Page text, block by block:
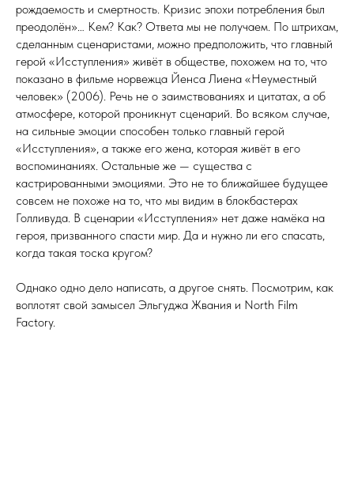
рождаемость и смертность. Кризис эпохи потребления был
преодолён»… Кем? Как? Ответа мы не получаем. По штрихам,
сделанным сценаристами, можно предположить, что главный
герой «Исступления» живёт в обществе, похожем на то, что
показано в фильме норвежца Йенса Лиена «Неуместный
человек» (2006). Речь не о заимствованиях и цитатах, а об
атмосфере, которой проникнут сценарий. Во всяком случае,
на сильные эмоции способен только главный герой
«Исступления», а также его жена, которая живёт в его
воспоминаниях. Остальные же — существа с
кастрированными эмоциями. Это не то ближайшее будущее
совсем не похоже на то, что мы видим в блокбастерах
Голливуда. В сценарии «Исступления» нет даже намёка на
героя, призванного спасти мир. Да и нужно ли его спасать,
когда такая тоска кругом?
Однако одно дело написать, а другое снять. Посмотрим, как
воплотят свой замысел Эльгуджа Жвания и North Film
Factory.